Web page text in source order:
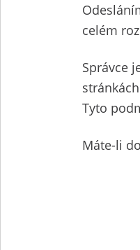
celém
Správce
Tyto
Máte-li